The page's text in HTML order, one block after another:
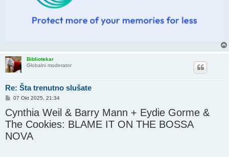
Bibliotekar
Globalni moderator
Re: Šta trenutno slušate
P
s
t
07 Okt 2025, 21:34
Cynthia Weil & Barry Mann + Eydie Gorme &
The Cookies: BLAME IT ON THE BOSSA
NOVA